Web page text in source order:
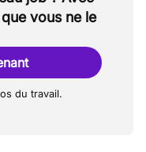
vous ne le
du travail.